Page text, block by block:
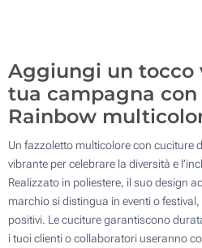
Aggiungi un tocco
tua campagna con
Rainbow
Un fazzoletto multicolore con cuciture
vibrante per celebrare la diversità e
Realizzato in poliestere, il suo design
marchio si distingua in eventi o
positivi. Le cuciture garantiscono
i tuoi clienti o collaboratori useranno